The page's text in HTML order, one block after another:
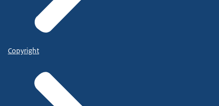
Copyright